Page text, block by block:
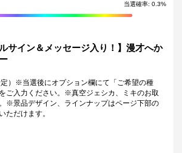
当選確率: 0.3%
サイン＆メッセージ入り！】漫才へか
）※当選後にオプション欄にて「ご希望の種
ご入力ください。※真空ジェシカ、ミキのお取
※景品デザイン、ラインナップはページ下部の
ただけます。